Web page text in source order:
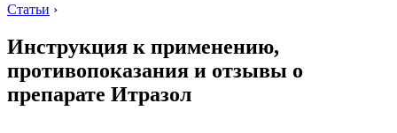
Статьи ›
Инструкция к применению,
противопоказания и отзывы о
препарате Итразол